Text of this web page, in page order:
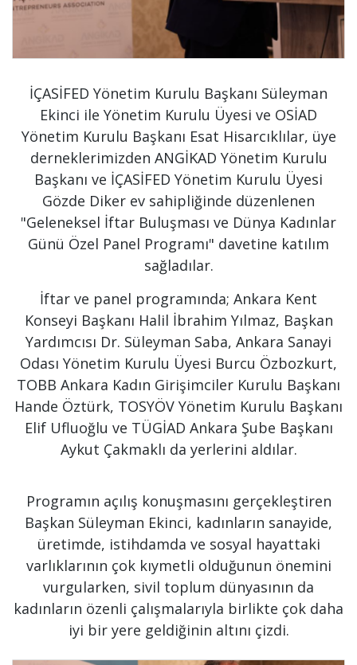
İÇASİFED Yönetim Kurulu Başkanı Süleyman
Ekinci ile Yönetim Kurulu Üyesi ve OSİAD
Yönetim Kurulu Başkanı Esat Hisarcıklılar, üye
derneklerimizden ANGİKAD Yönetim Kurulu
Başkanı ve İÇASİFED Yönetim Kurulu Üyesi
Gözde Diker ev sahipliğinde düzenlenen
"Geleneksel İftar Buluşması ve Dünya Kadınlar
Günü Özel Panel Programı" davetine katılım
sağladılar.
İftar ve panel programında; Ankara Kent
Konseyi Başkanı Halil İbrahim Yılmaz, Başkan
Yardımcısı Dr. Süleyman Saba, Ankara Sanayi
Odası Yönetim Kurulu Üyesi Burcu Özbozkurt,
TOBB Ankara Kadın Girişimciler Kurulu Başkanı
Hande Öztürk, TOSYÖV Yönetim Kurulu Başkanı
Elif Ufluoğlu ve TÜGİAD Ankara Şube Başkanı
Aykut Çakmaklı da yerlerini aldılar.
Programın açılış konuşmasını gerçekleştiren
Başkan Süleyman Ekinci, kadınların sanayide,
üretimde, istihdamda ve sosyal hayattaki
varlıklarının çok kıymetli olduğunun önemini
vurgularken, sivil toplum dünyasının da
kadınların özenli çalışmalarıyla birlikte çok daha
iyi bir yere geldiğinin altını çizdi.